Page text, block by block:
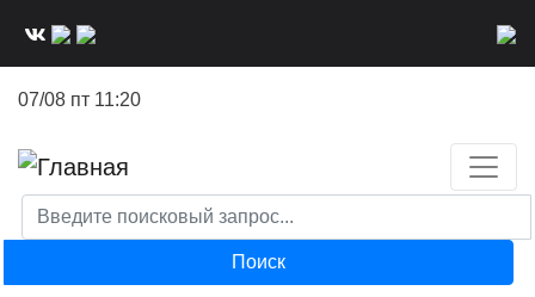
07/08 пт 11:20
Поиск